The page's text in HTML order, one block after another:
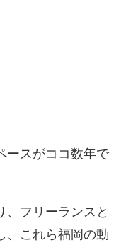
ースがココ数年で
、フリーランスと
、これら福岡の動